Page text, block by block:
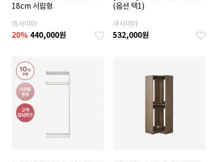
18cm 서랍형
까사미아
20% 440,000원
(옵션 택1)
까사미아
532,000원